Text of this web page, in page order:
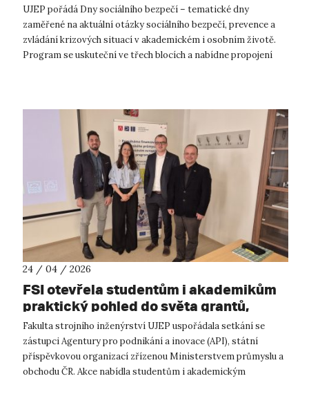
UJEP pořádá Dny sociálního bezpečí – tematické dny
zaměřené na aktuální otázky sociálního bezpečí, prevence a
zvládání krizových situací v akademickém i osobním životě.
Program se uskuteční ve třech blocích a nabídne propojení
24 / 04 / 2026
FSI otevřela studentům i akademikům
praktický pohled do světa grantů,
dotací a projektové podpory
Fakulta strojního inženýrství UJEP uspořádala setkání se
zástupci Agentury pro podnikání a inovace (API), státní
příspěvkovou organizací zřízenou Ministerstvem průmyslu a
obchodu ČR. Akce nabídla studentům i akademickým